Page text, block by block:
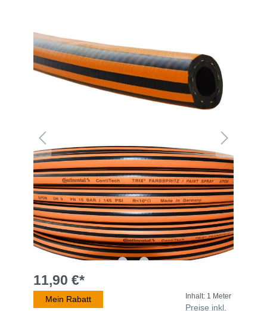
11,90 €*
Mein Rabatt Inhalt: 1 Meter
Preise inkl.